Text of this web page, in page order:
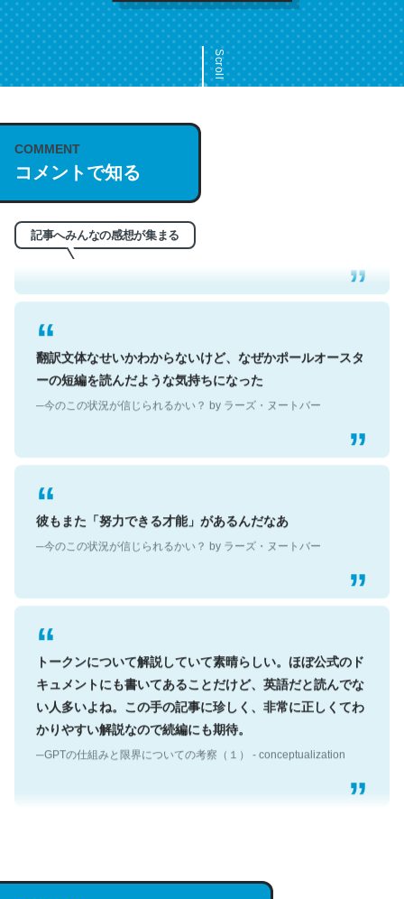
Scroll
COMMENT
コメントで知る
記事へみんなの感想が集まる
これは名文。彼はとてもクレバーなんだろうなと凄く思
う。英語少しでも読める人は原文もお勧め。自分はこの流
─今のこの状況が信じられるかい？ by ラーズ・ヌートバー
翻訳文体なせいかわからないけど、なぜかポールオースタ
ーの短編を読んだような気持ちになった
─今のこの状況が信じられるかい？ by ラーズ・ヌートバー
彼もまた「努力できる才能」があるんだなあ
─今のこの状況が信じられるかい？ by ラーズ・ヌートバー
トークンについて解説していて素晴らしい。ほぼ公式のド
キュメントにも書いてあることだけど、英語だと読んでな
い人多いよね。この手の記事に珍しく、非常に正しくてわ
かりやすい解説なので続編にも期待。
─GPTの仕組みと限界についての考察（１） - conceptualization
説してる記事が少ないので貴重な良記事。/続編来た